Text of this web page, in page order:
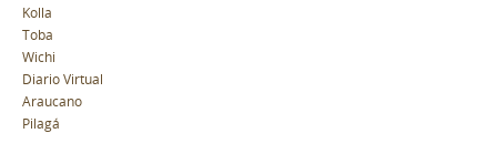
Kolla
Toba
Wichi
Diario Virtual
Araucano
Pilagá